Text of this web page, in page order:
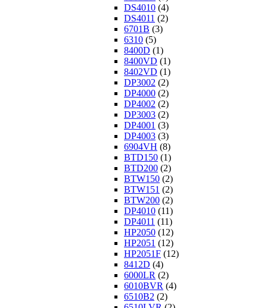
DS4010 (4)
DS4011 (2)
6701B (3)
6310 (5)
8400D (1)
8400VD (1)
8402VD (1)
DP3002 (2)
DP4000 (2)
DP4002 (2)
DP3003 (2)
DP4001 (3)
DP4003 (3)
6904VH (8)
BTD150 (1)
BTD200 (2)
BTW150 (2)
BTW151 (2)
BTW200 (2)
DP4010 (11)
DP4011 (11)
HP2050 (12)
HP2051 (12)
HP2051F (12)
8412D (4)
6000LR (2)
6010BVR (4)
6510B2 (2)